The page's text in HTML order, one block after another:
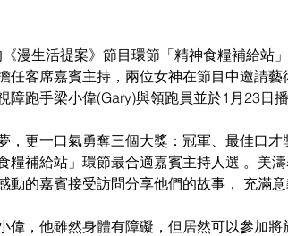
漫生活禔案》節目環節「精神食糧補給站
任客席嘉賓主持，兩位女神在節目中邀請
障跑手梁小偉(Gary)與領跑員並於1月23日
，更一口氣勇奪三個大獎：冠軍、最佳口
糧補給站」環節最合適嘉賓主持人選 。美
動的嘉賓接受訪問分享他們的故事， 充滿
偉，他雖然身體有障礙，但居然可以參加